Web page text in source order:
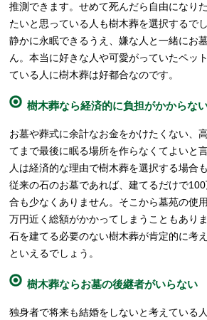
推測できます。せめて死んだら自由になり
たいと思っている人も樹木葬を選択するで
静かに永眠できるうえ、嫌な人と一緒にお
ん。本当に好きな人や可愛がっていたペッ
ている人に樹木葬は好都合なのです。
樹木葬なら経済的に負担がかからな
お墓や葬式に余計なお金をかけたくない、
てまで最後に眠る場所を作らなくてよいと
人は経済的な理由で樹木葬を選択する場合
従来の石のお墓であれば、建てるだけで
合も少なくありません。そこから墓苑の使
万円近く総額がかかってしまうこともあり
石を建てる必要のない樹木葬が肯定的に考
といえるでしょう。
樹木葬ならお墓の後継者がいらない
独身者で将来も結婚をしないと考えている